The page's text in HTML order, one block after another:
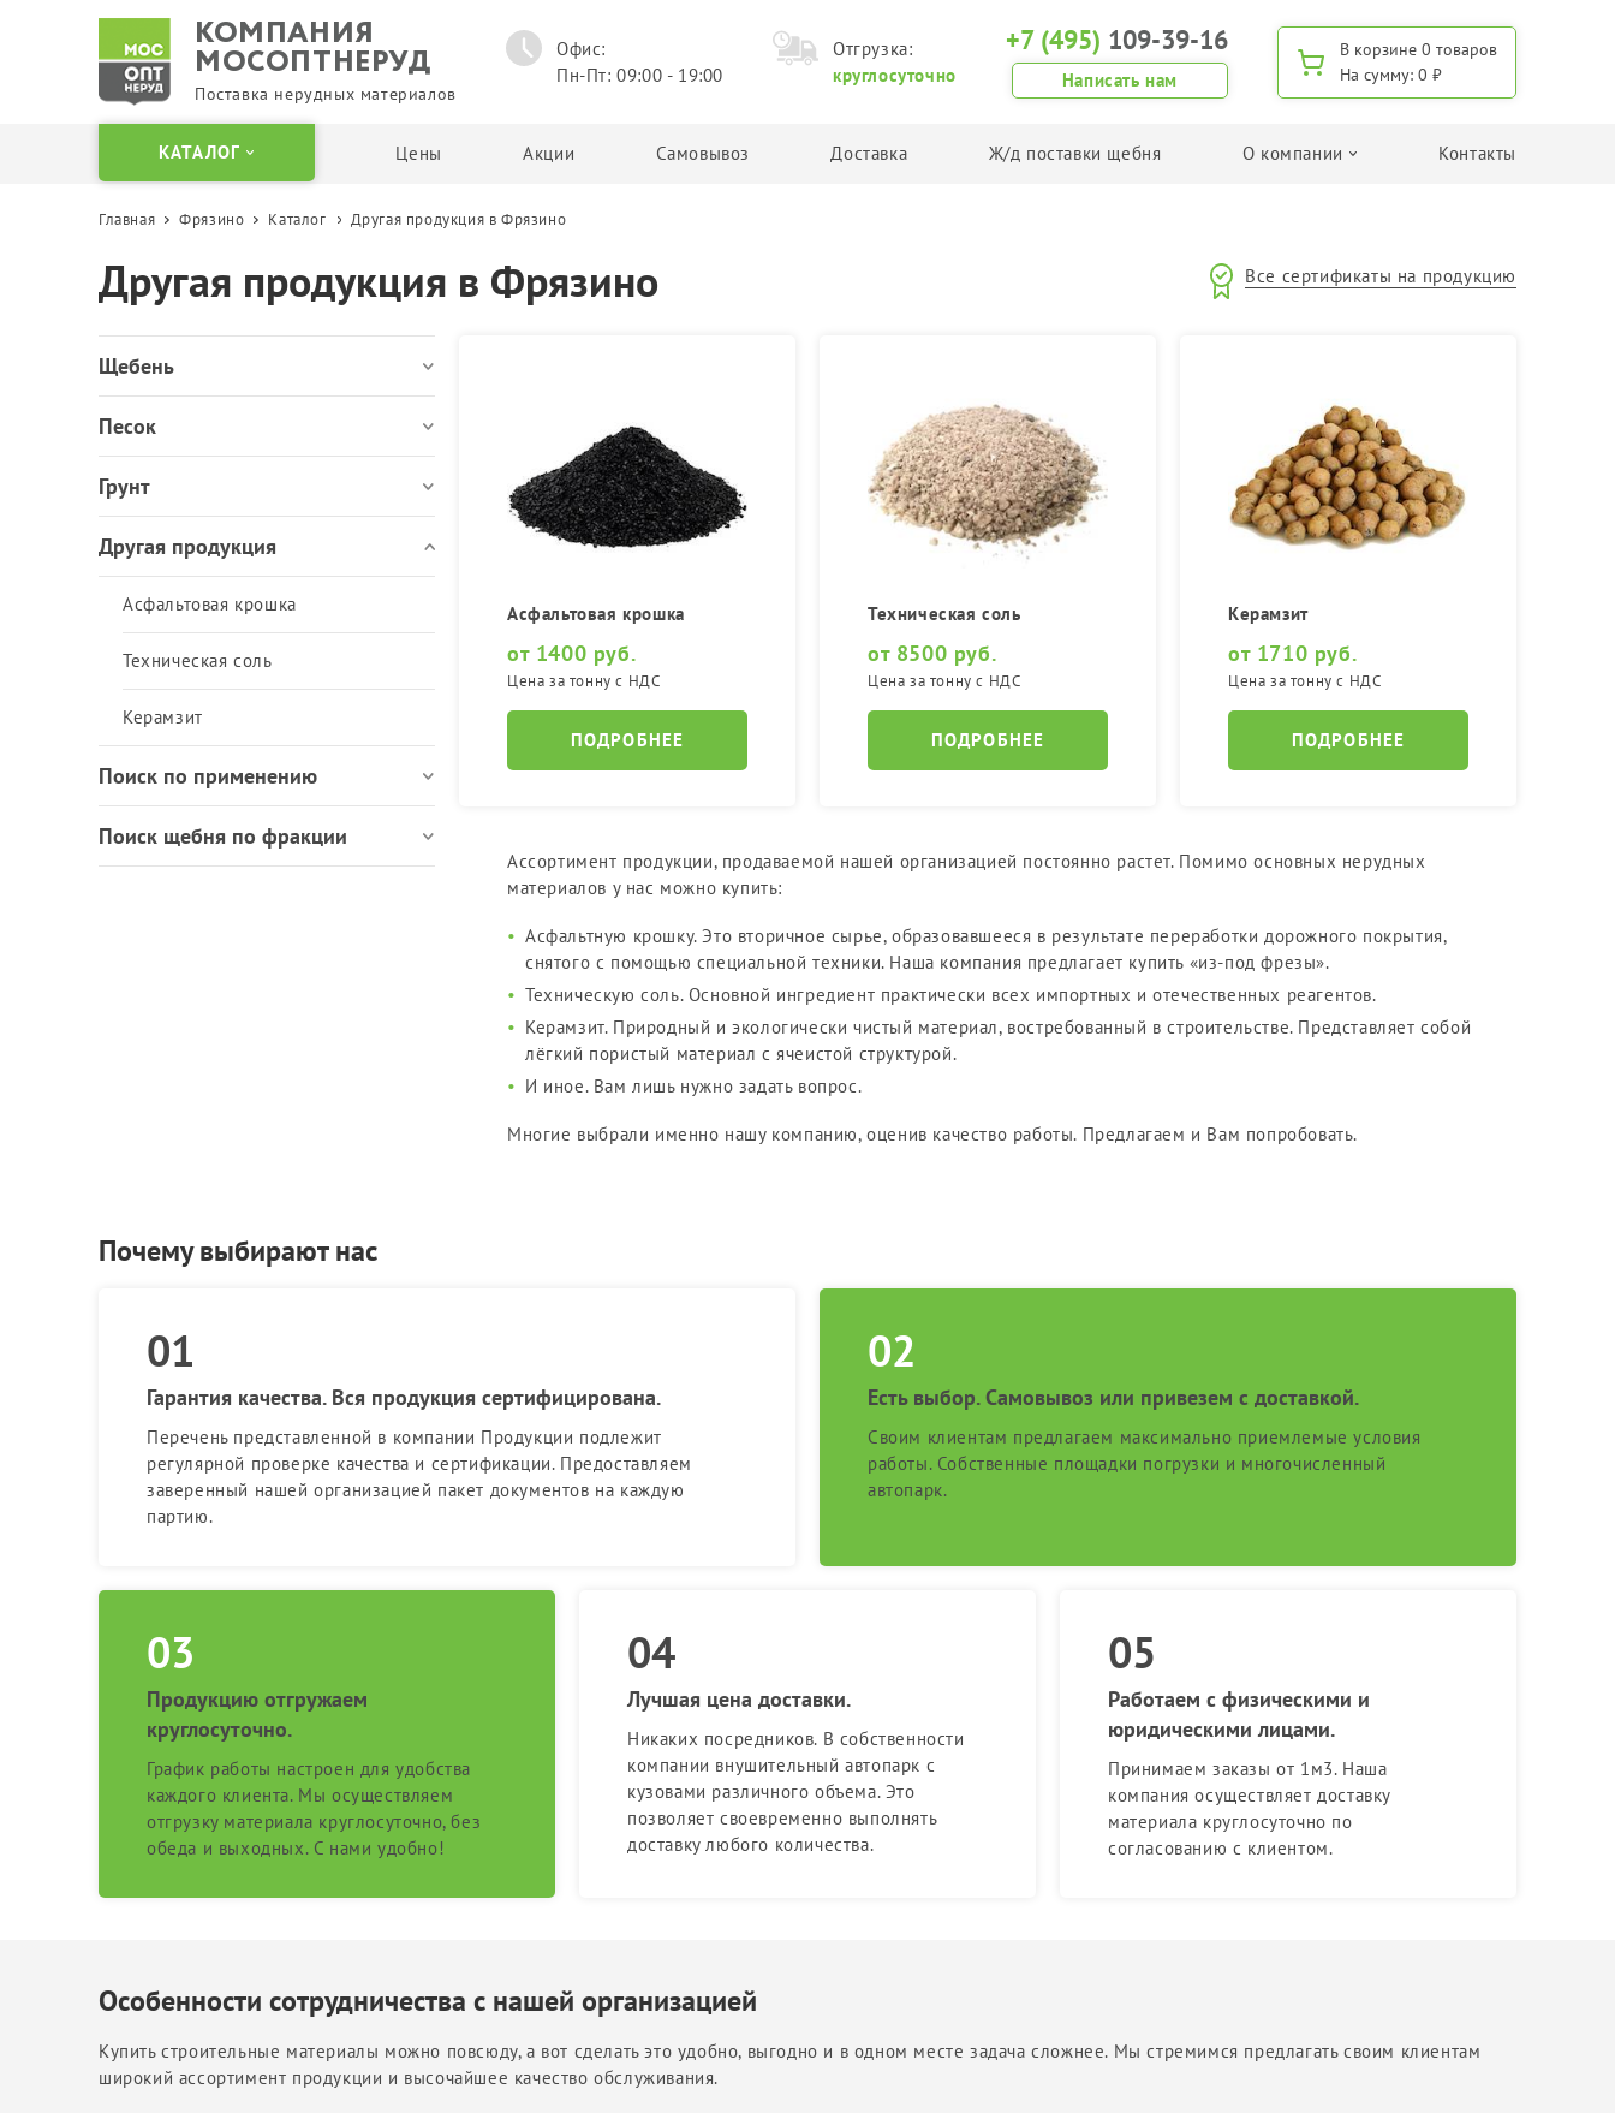
КОМПАНИЯ
МОСОПТНЕРУД
Поставка нерудных материалов
Офис:
Пн-Пт: 09:00 - 19:00
Отгрузка:
круглосуточно
+7 (495) 109-39-16
Написать нам
В корзине 0 товаров
На сумму: 0 ₽
КАТАЛОГ
Отсевы и крошка
Гранитный щебень
Гравийный щебень
Бутовый камень
ЩПС, ПГС и ОПГС
Карьерный песок
Мытый песок
Пескогрунт
Пескосоль
Планировочный грунт
Для изготовления дренажа
Для приготовления бетона
Поиск щебня по фракции
Фракция 5-20 мм
Фракция 20-40 мм
Цены Акции Самовывоз Доставка Ж/д поставки щебня О компании Контакты
Главная Фрязино Каталог Другая продукция в Фрязино
Другая продукция в Фрязино Все сертификаты на продукцию
Щебень
Песок
Грунт
Другая продукция
Асфальтовая крошка
Техническая соль
Керамзит
Поиск по применению
Поиск щебня по фракции
Асфальтовая крошка
от 1400 руб.
Цена за тонну с НДС
ПОДРОБНЕЕ
Техническая соль
от 8500 руб.
Цена за тонну с НДС
ПОДРОБНЕЕ
Керамзит
от 1710 руб.
Цена за тонну с НДС
ПОДРОБНЕЕ
Ассортимент продукции, продаваемой нашей организацией постоянно растет. Помимо основных нерудных
материалов у нас можно купить:
Асфальтную крошку. Это вторичное сырье, образовавшееся в результате переработки дорожного покрытия,
снятого с помощью специальной техники. Наша компания предлагает купить «из-под фрезы».
Техническую соль. Основной ингредиент практически всех импортных и отечественных реагентов.
Керамзит. Природный и экологически чистый материал, востребованный в строительстве. Представляет собой
лёгкий пористый материал с ячеистой структурой.
И иное. Вам лишь нужно задать вопрос.
Многие выбрали именно нашу компанию, оценив качество работы. Предлагаем и Вам попробовать.
Почему выбирают нас
Гарантия качества. Вся продукция сертифицирована.
Перечень представленной в компании Продукции подлежит
регулярной проверке качества и сертификации. Предоставляем
заверенный нашей организацией пакет документов на каждую
партию.
Есть выбор. Самовывоз или привезем с доставкой.
Своим клиентам предлагаем максимально приемлемые условия
работы. Собственные площадки погрузки и многочисленный
автопарк.
Продукцию отгружаем
круглосуточно.
График работы настроен для удобства
каждого клиента. Мы осуществляем
отгрузку материала круглосуточно, без
обеда и выходных. С нами удобно!
Лучшая цена доставки.
Никаких посредников. В собственности
компании внушительный автопарк с
кузовами различного объема. Это
позволяет своевременно выполнять
доставку любого количества.
Работаем с физическими и
юридическими лицами.
Принимаем заказы от 1м3. Наша
компания осуществляет доставку
материала круглосуточно по
согласованию с клиентом.
Особенности сотрудничества с нашей организацией
Купить строительные материалы можно повсюду, а вот сделать это удобно, выгодно и в одном месте задача сложнее. Мы стремимся предлагать своим клиентам
широкий ассортимент продукции и высочайшее качество обслуживания.